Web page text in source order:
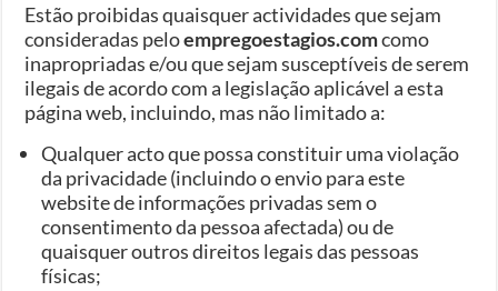
Estão proibidas quaisquer actividades que sejam
consideradas peloempregoestagios.comcomo
inapropriadas e/ou que sejam susceptíveis de serem
ilegais de acordo com a legislação aplicável a esta
página web, incluindo, mas não limitado a:
Qualquer acto que possa constituir uma violação
da privacidade (incluindo o envio para este
website de informações privadas sem o
consentimento da pessoa afectada) ou de
quaisquer outros direitos legais das pessoas
físicas;